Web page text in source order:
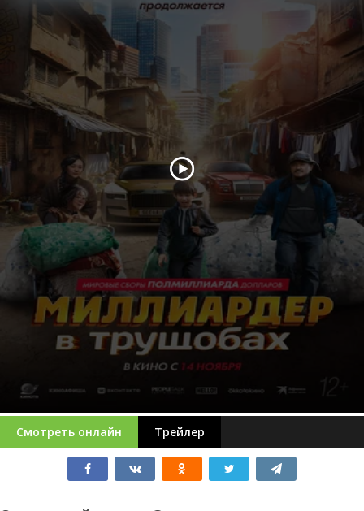
Смотреть онлайн Трейлер